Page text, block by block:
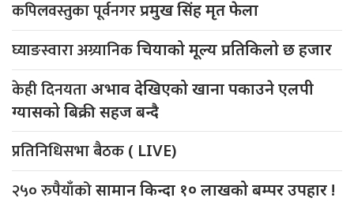
कपिलवस्तुका पूर्वनगरप्रमुख सिंह मृत फेला
घ्याङस्वारा अग्र्यानिकचियाको मूल्य प्रतिकिलो छ हजार
केही दिनयताअभाव देखिएको खाना पकाउने एलपी
ग्यासको बिक्री सहज बन्दै
प्रतिनिधिसभा बैठक ( LIVE)
२५० रुपैयाँकोसामान किन्दा १० लाखको बम्पर उपहार !